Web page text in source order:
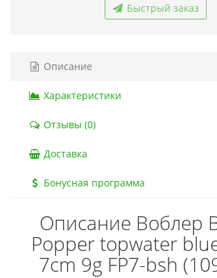
Быстрый заказ
Описание
Характеристики
Отзывы (0)
Доставка
Бонусная программа
Описание Воблер
Popper topwater
7cm 9g FP7-bsh